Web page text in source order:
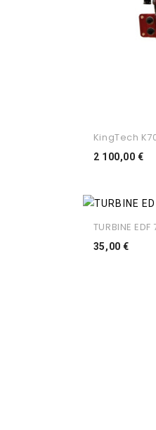
KingTech
2 100,00 €
TURBINE
35,00 €Preço